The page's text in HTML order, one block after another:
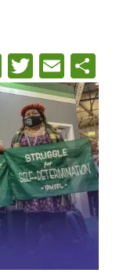
Facebook
Twitter